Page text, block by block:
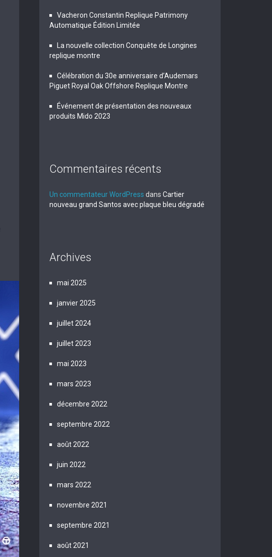
Vacheron Constantin Replique Patrimony
Automatique Édition Limitée
La nouvelle collection Conquête de Longines
replique montre
Célébration du 30e anniversaire d’Audemars
Piguet Royal Oak Offshore Replique Montre
Événement de présentation des nouveaux
produits Mido 2023
Commentaires récents
Un commentateur WordPress dans Cartier
nouveau grand Santos avec plaque bleu dégradé
Archives
mai 2025
janvier 2025
juillet 2024
juillet 2023
mai 2023
mars 2023
décembre 2022
septembre 2022
août 2022
juin 2022
mars 2022
novembre 2021
septembre 2021
août 2021